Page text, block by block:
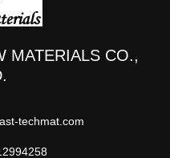
MATERIALS CO.,
techmat.com